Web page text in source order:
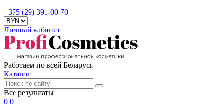
+375 (29) 391-00-70
Личный кабинет
Работаем по всей Беларуси
Каталог
Все результаты
0 0